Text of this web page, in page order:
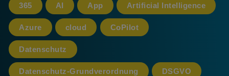
365 AI App Artificial Intelligence
Azure cloud CoPilot
Datenschutz
Datenschutz-Grundverordnung DSGVO